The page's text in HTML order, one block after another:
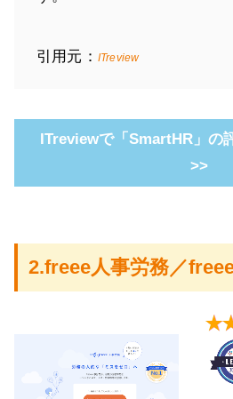
引用元： ITreview
ITreviewで「SmartHR」の
>>
2.freee人事労務／